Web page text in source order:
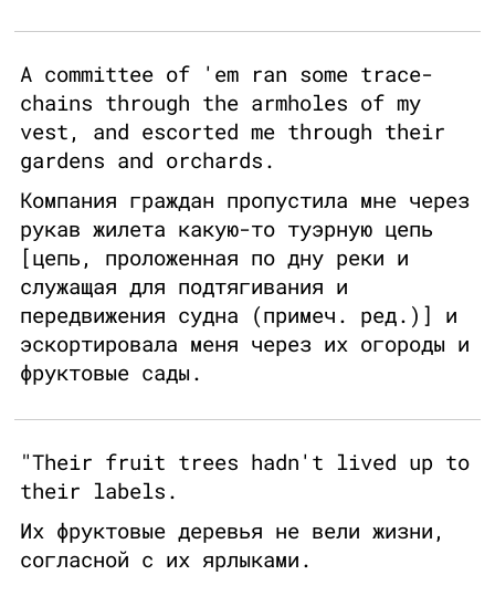
A committee of 'em ran some trace-
chains through the armholes of my
vest, and escorted me through their
gardens and orchards.
Компания граждан пропустила мне через
рукав жилета какую-то туэрную цепь
[цепь, проложенная по дну реки и
служащая для подтягивания и
передвижения судна (примеч. ред.)] и
эскортировала меня через их огороды и
фруктовые сады.
"Their fruit trees hadn't lived up to
their labels.
Их фруктовые деревья не вели жизни,
согласной с их ярлыками.